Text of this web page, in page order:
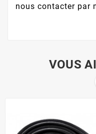
nous contacter par
VOUS